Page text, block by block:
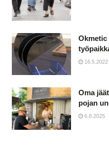
Okmetic
16.5.2022
Oma
pojan
6.8.2025